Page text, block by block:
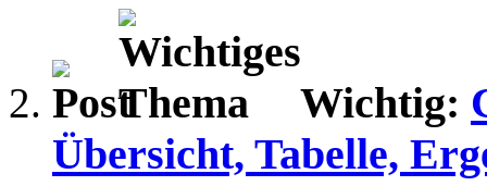
Wichtig:
Übersicht, Tabelle,